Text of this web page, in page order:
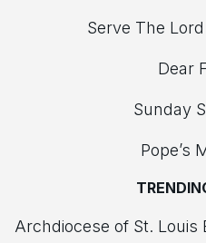
Serve The
Dear
Sunday
Pope’s
Archdiocese of St. Louis